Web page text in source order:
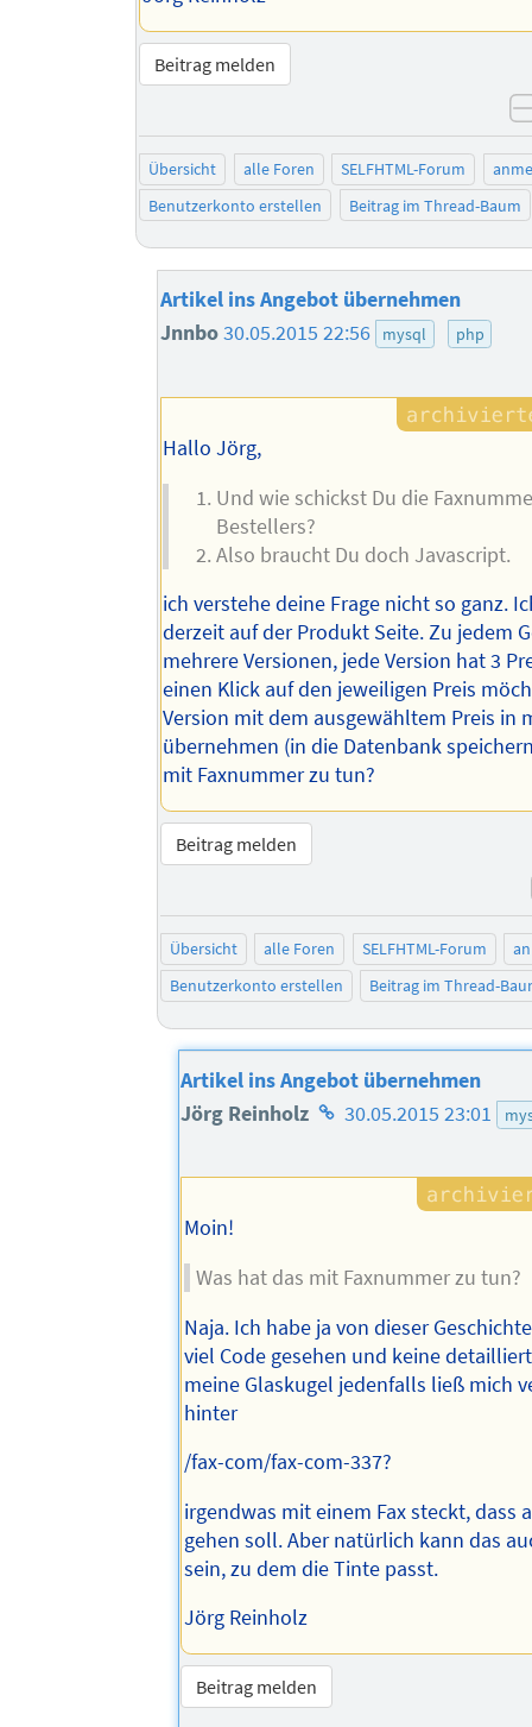
Beitrag melden
Übersicht alle Foren SELFHTML-Forum
Benutzerkonto erstellen
Beitrag im Thread-Baum
Artikel ins Angebot übernehmen
Jnnbo30.05.2015 22:56 mysql php
Hallo Jörg,
Und wie schickst Du die
Bestellers?
Also braucht Du doch Javascript.
ich verstehe deine Frage nicht so ganz.
derzeit auf der Produkt Seite. Zu jedem
mehrere Versionen, jede Version hat 3
einen Klick auf den jeweiligen Preis
Version mit dem ausgewähltem Preis in
übernehmen (in die Datenbank
mit Faxnummer zu tun?
Beitrag melden
Übersicht alle Foren SELFHTML-Forum
Benutzerkonto erstellen
Beitrag im Thread-
Artikel ins Angebot übernehmen
Jörg Reinholz Homepage
Autors
30.05.2015 23:01
Moin!
Was hat das mit Faxnummer zu tun?
Naja. Ich habe ja von dieser
viel Code gesehen und keine
meine Glaskugel jedenfalls ließ mich
hinter
/fax-com/fax-com-337?
irgendwas mit einem Fax steckt, dass
gehen soll. Aber natürlich kann das
sein, zu dem die Tinte passt.
Jörg Reinholz
Beitrag melden